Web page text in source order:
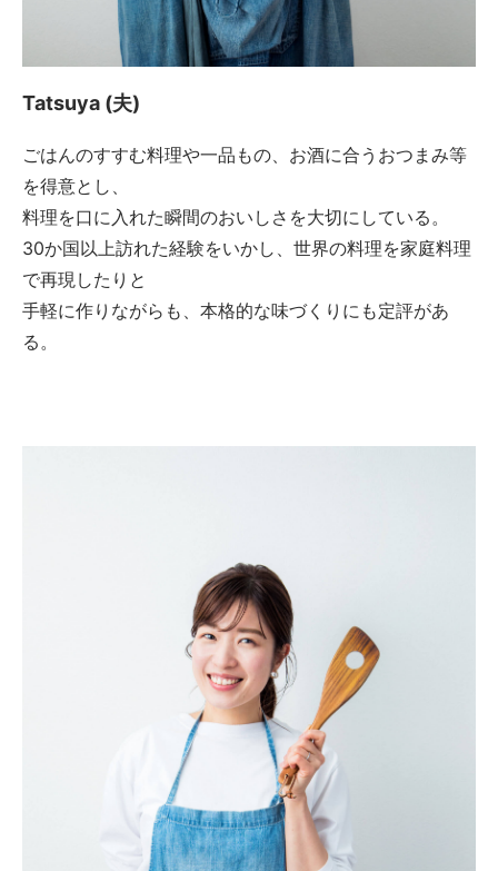
Tatsuya (夫)
ごはんのすすむ料理や一品もの、お酒に合うおつまみ等
を得意とし、
料理を口に入れた瞬間のおいしさを大切にしている。
30か国以上訪れた経験をいかし、世界の料理を家庭料理
で再現したりと
手軽に作りながらも、本格的な味づくりにも定評があ
る。